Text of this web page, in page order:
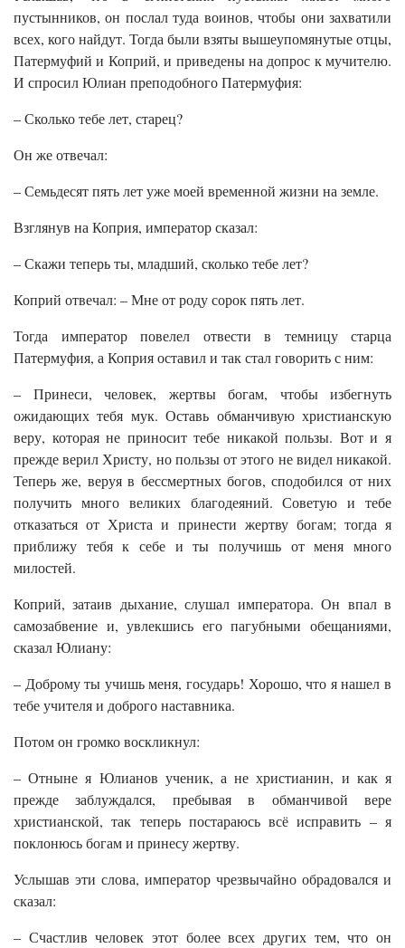
пустынников, он послал туда воинов, чтобы они захватили
всех, кого найдут. Тогда были взяты вышеупомянутые отцы,
Патермуфий и Коприй, и приведены на допрос к мучителю.
И спросил Юлиан преподобного Патермуфия:
– Сколько тебе лет, старец?
Он же отвечал:
– Семьдесят пять лет уже моей временной жизни на земле.
Взглянув на Коприя, император сказал:
– Скажи теперь ты, младший, сколько тебе лет?
Коприй отвечал: – Мне от роду сорок пять лет.
Тогда император повелел отвести в темницу старца
Патермуфия, а Коприя оставил и так стал говорить с ним:
– Принеси, человек, жертвы богам, чтобы избегнуть
ожидающих тебя мук. Оставь обманчивую христианскую
веру, которая не приносит тебе никакой пользы. Вот и я
прежде верил Христу, но пользы от этого не видел никакой.
Теперь же, веруя в бессмертных богов, сподобился от них
получить много великих благодеяний. Советую и тебе
отказаться от Христа и принести жертву богам; тогда я
приближу тебя к себе и ты получишь от меня много
милостей.
Коприй, затаив дыхание, слушал императора. Он впал в
самозабвение и, увлекшись его пагубными обещаниями,
сказал Юлиану:
– Доброму ты учишь меня, государь! Хорошо, что я нашел в
тебе учителя и доброго наставника.
Потом он громко воскликнул:
– Отныне я Юлианов ученик, а не христианин, и как я
прежде заблуждался, пребывая в обманчивой вере
христианской, так теперь постараюсь всё исправить – я
поклонюсь богам и принесу жертву.
Услышав эти слова, император чрезвычайно обрадовался и
сказал:
– Счастлив человек этот более всех других тем, что он